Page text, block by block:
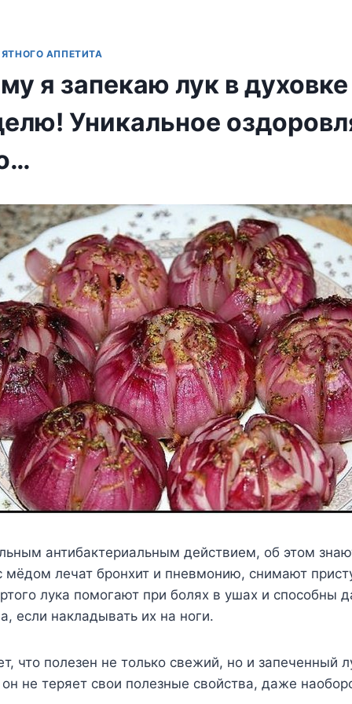
АППЕТИТА
я запекаю лук в
Уникальное
антибактериальным действием, об этом
мёдом лечат бронхит и пневмонию, снимают
лука помогают при болях в ушах и способны
если накладывать их на ноги.
что полезен не только свежий, но и запеченный
не теряет свои полезные свойства, даже